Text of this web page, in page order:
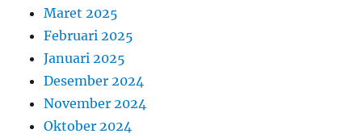
Maret 2025
Februari 2025
Januari 2025
Desember 2024
November 2024
Oktober 2024